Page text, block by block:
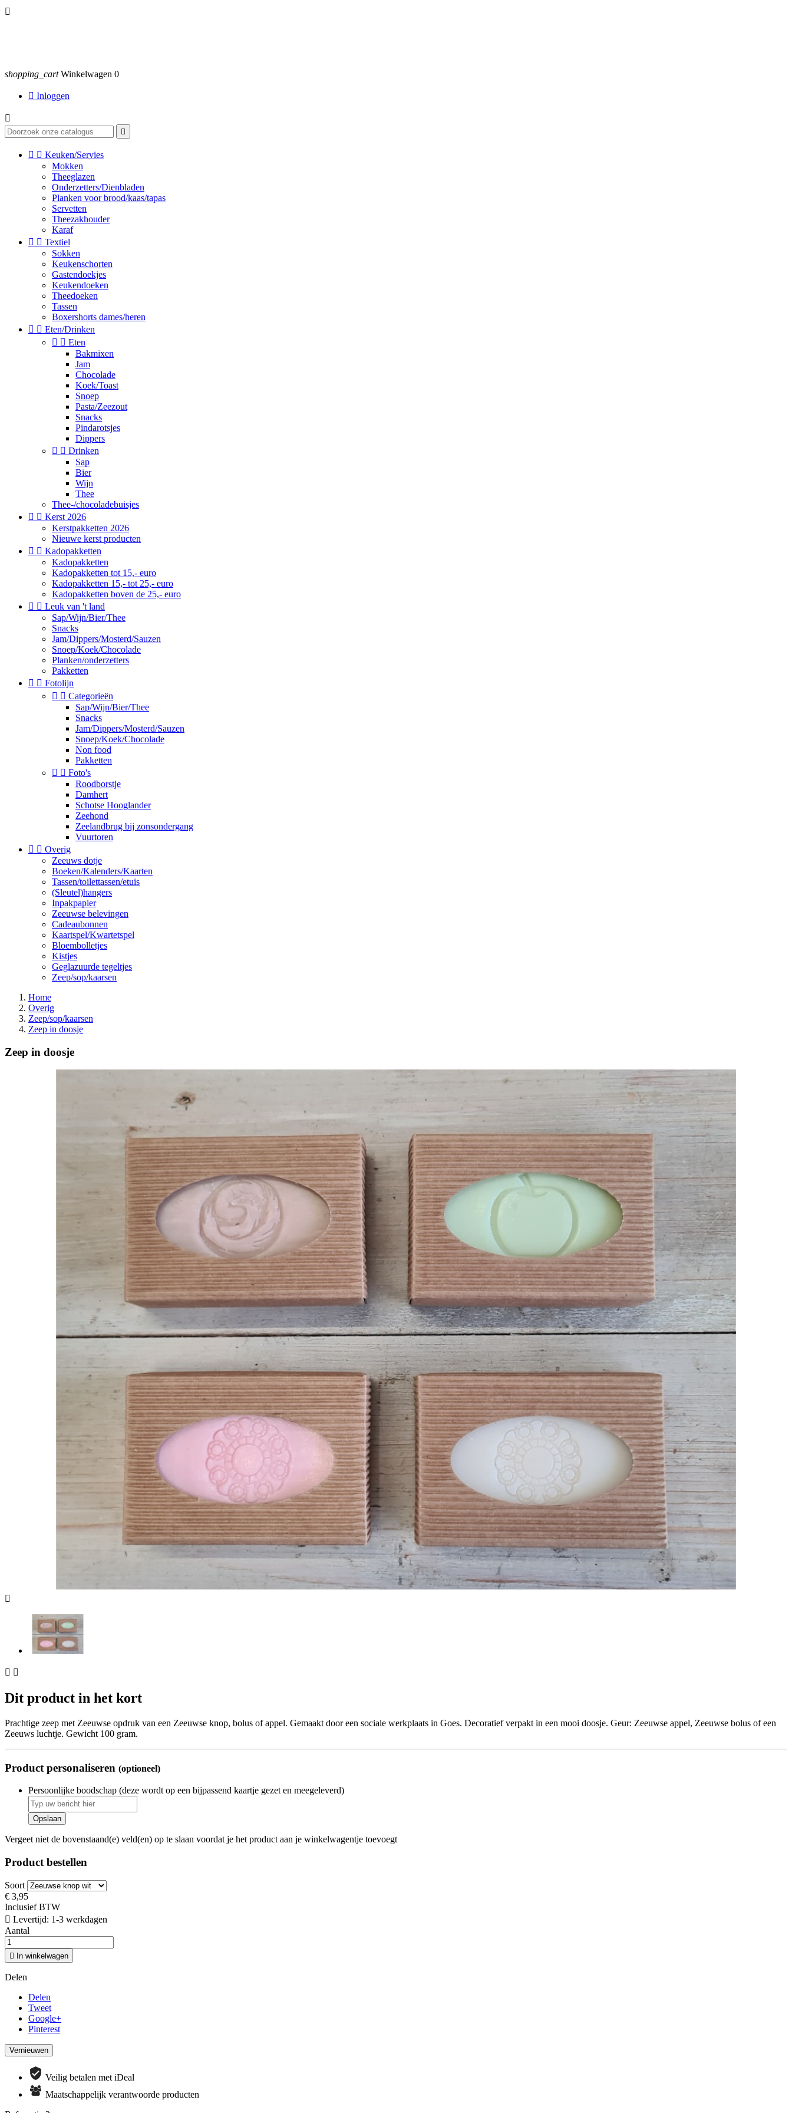

shopping_cart Winkelwagen 0
 Inloggen


  Keuken/Servies
Mokken
Theeglazen
Onderzetters/Dienbladen
Planken voor brood/kaas/tapas
Servetten
Theezakhouder
Karaf
  Textiel
Sokken
Keukenschorten
Gastendoekjes
Keukendoeken
Theedoeken
Tassen
Boxershorts dames/heren
  Eten/Drinken
  Eten
Bakmixen
Jam
Chocolade
Koek/Toast
Snoep
Pasta/Zeezout
Snacks
Pindarotsjes
Dippers
  Drinken
Sap
Bier
Wijn
Thee
Thee-/chocoladebuisjes
  Kerst 2026
Kerstpakketten 2026
Nieuwe kerst producten
  Kadopakketten
Kadopakketten
Kadopakketten tot 15,- euro
Kadopakketten 15,- tot 25,- euro
Kadopakketten boven de 25,- euro
  Leuk van 't land
Sap/Wijn/Bier/Thee
Snacks
Jam/Dippers/Mosterd/Sauzen
Snoep/Koek/Chocolade
Planken/onderzetters
Pakketten
  Fotolijn
  Categorieën
Sap/Wijn/Bier/Thee
Snacks
Jam/Dippers/Mosterd/Sauzen
Snoep/Koek/Chocolade
Non food
Pakketten
  Foto's
Roodborstje
Damhert
Schotse Hooglander
Zeehond
Zeelandbrug bij zonsondergang
Vuurtoren
  Overig
Zeeuws dotje
Boeken/Kalenders/Kaarten
Tassen/toilettassen/etuis
(Sleutel)hangers
Inpakpapier
Zeeuwse belevingen
Cadeaubonnen
Kaartspel/Kwartetspel
Bloembolletjes
Kistjes
Geglazuurde tegeltjes
Zeep/sop/kaarsen
Home
Overig
Zeep/sop/kaarsen
Zeep in doosje
Zeep in doosje

 
Dit product in het kort
Prachtige zeep met Zeeuwse opdruk van een Zeeuwse knop, bolus of appel. Gemaakt door een sociale werkplaats in Goes. Decoratief verpakt in een mooi doosje. Geur: Zeeuwse appel, Zeeuwse bolus of een
Zeeuws luchtje. Gewicht 100 gram.
Product personaliseren (optioneel)
Persoonlijke boodschap (deze wordt op een bijpassend kaartje gezet en meegeleverd)
Opslaan
Vergeet niet de bovenstaand(e) veld(en) op te slaan voordat je het product aan je winkelwagentje toevoegt
Product bestellen
Soort
€ 3,95
Inclusief BTW
 Levertijd: 1-3 werkdagen
Aantal
 In winkelwagen
Delen
Delen
Tweet
Google+
Pinterest
Veilig betalen met iDeal
Maatschappelijk verantwoorde producten